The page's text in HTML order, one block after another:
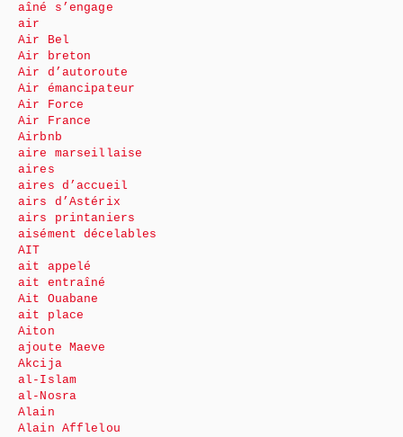
aîné s’engage
air
Air Bel
Air breton
Air d’autoroute
Air émancipateur
Air Force
Air France
Airbnb
aire marseillaise
aires
aires d’accueil
airs d’Astérix
airs printaniers
aisément décelables
AIT
ait appelé
ait entraîné
Ait Ouabane
ait place
Aiton
ajoute Maeve
Akcija
al-Islam
al-Nosra
Alain
Alain Afflelou